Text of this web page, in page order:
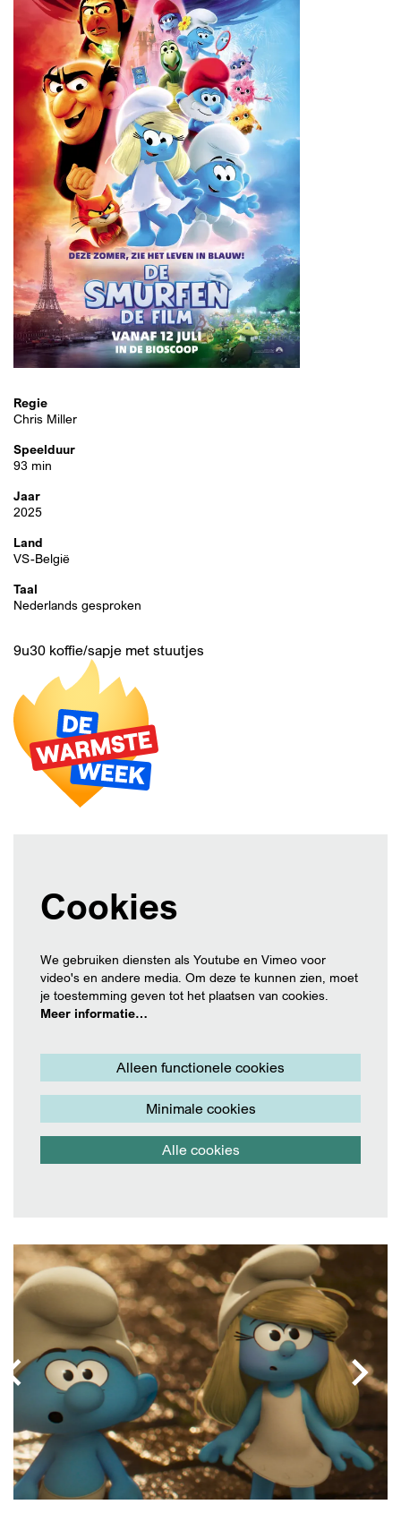
Regie
Chris Miller
Speelduur
93 min
Jaar
2025
Land
VS-België
Taal
Nederlands gesproken
9u30 koffie/sapje met stuutjes
Cookies
We gebruiken diensten als Youtube en Vimeo voor
video's en andere media. Om deze te kunnen zien, moet
je toestemming geven tot het plaatsen van cookies.
Meer informatie…
Alleen functionele cookies
Minimale cookies
Alle cookies
Overslaan